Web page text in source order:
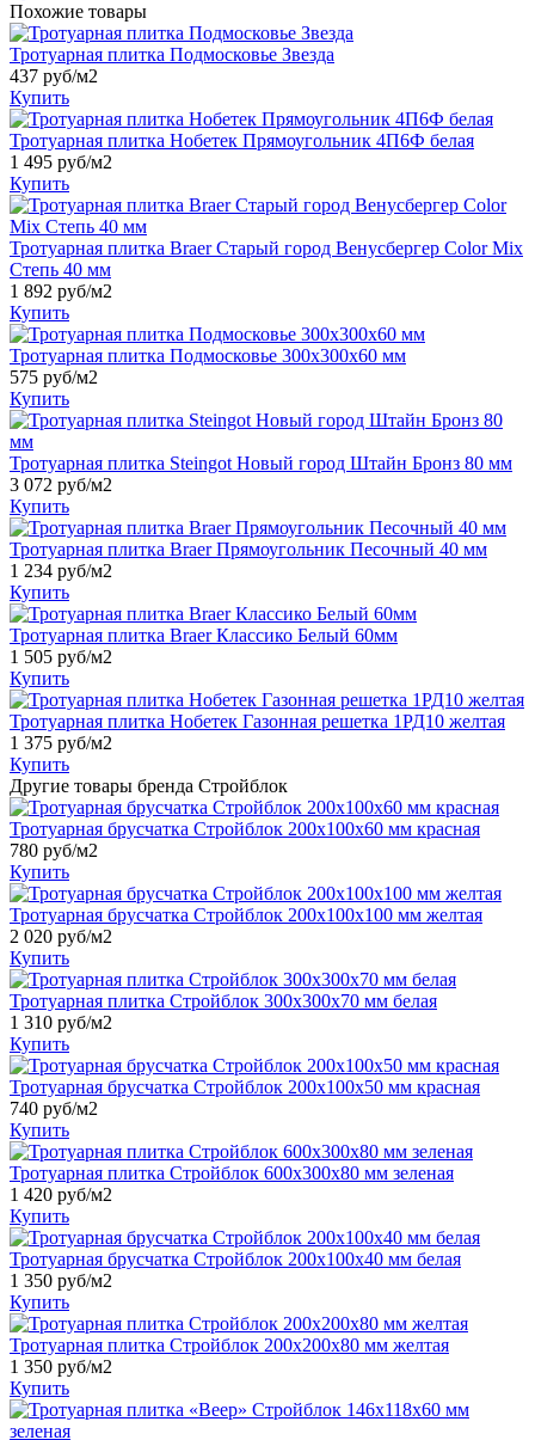
Похожие товары
Тротуарная плитка Подмосковье Звезда
437 руб/м2
Купить
Тротуарная плитка Нобетек Прямоугольник 4П6Ф белая
1 495 руб/м2
Купить
Тротуарная плитка Braer Старый город Венусбергер Color Mix
Степь 40 мм
1 892 руб/м2
Купить
Тротуарная плитка Подмосковье 300x300x60 мм
575 руб/м2
Купить
Тротуарная плитка Steingot Новый город Штайн Бронз 80 мм
3 072 руб/м2
Купить
Тротуарная плитка Braer Прямоугольник Песочный 40 мм
1 234 руб/м2
Купить
Тротуарная плитка Braer Классико Белый 60мм
1 505 руб/м2
Купить
Тротуарная плитка Нобетек Газонная решетка 1РД10 желтая
1 375 руб/м2
Купить
Другие товары бренда Стройблок
Тротуарная брусчатка Стройблок 200х100х60 мм красная
780 руб/м2
Купить
Тротуарная брусчатка Стройблок 200х100х100 мм желтая
2 020 руб/м2
Купить
Тротуарная плитка Стройблок 300х300х70 мм белая
1 310 руб/м2
Купить
Тротуарная брусчатка Стройблок 200х100х50 мм красная
740 руб/м2
Купить
Тротуарная плитка Стройблок 600x300x80 мм зеленая
1 420 руб/м2
Купить
Тротуарная брусчатка Стройблок 200х100х40 мм белая
1 350 руб/м2
Купить
Тротуарная плитка Стройблок 200х200х80 мм желтая
1 350 руб/м2
Купить